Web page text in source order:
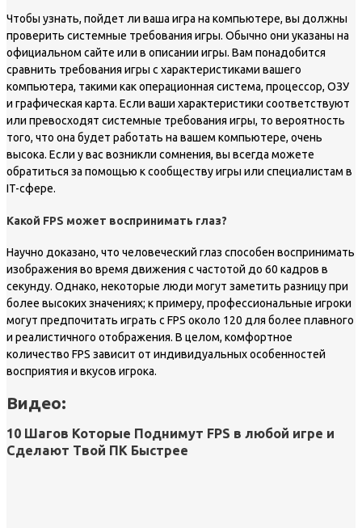
Чтобы узнать, пойдет ли ваша игра на компьютере, вы должны
проверить системные требования игры. Обычно они указаны на
официальном сайте или в описании игры. Вам понадобится
сравнить требования игры с характеристиками вашего
компьютера, такими как операционная система, процессор, ОЗУ
и графическая карта. Если ваши характеристики соответствуют
или превосходят системные требования игры, то вероятность
того, что она будет работать на вашем компьютере, очень
высока. Если у вас возникли сомнения, вы всегда можете
обратиться за помощью к сообществу игры или специалистам в
IT-сфере.
Какой FPS может воспринимать глаз?
Научно доказано, что человеческий глаз способен воспринимать
изображения во время движения с частотой до 60 кадров в
секунду. Однако, некоторые люди могут заметить разницу при
более высоких значениях; к примеру, профессиональные игроки
могут предпочитать играть с FPS около 120 для более плавного
и реалистичного отображения. В целом, комфортное
количество FPS зависит от индивидуальных особенностей
восприятия и вкусов игрока.
Видео:
10 Шагов Которые Поднимут FPS в любой игре и
Сделают Твой ПК Быстрее